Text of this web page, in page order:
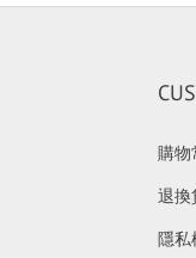
購物
退換
隱私